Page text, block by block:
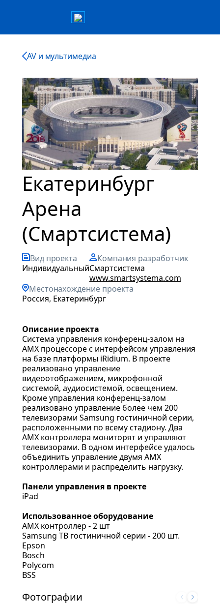
AV и мультимедиа
Фотографии
Екатеринбург
Арена
(Смартсистема)
Вид проекта
индивидуальный
Компания разработчик
Смартсистема
www.smartsystema.com
Местонахождение проекта
Россия, Екатеринбург
Описание проекта
Система управления конференц-залом на
AMX процессоре с интерфейсом управления
на базе платформы iRidium. В проекте
реализовано управление
видеоотображением, микрофонной
системой, аудиосистемой, освещением.
Кроме управления конференц-залом
реализовано управление более чем 200
телевизорами Samsung гостиничной серии,
расположенными по всему стадиону. Два
AMX контроллера мониторят и управляют
телевизорами. В одном интерфейсе удалось
объединить управление двумя AMX
контроллерами и распределить нагрузку.
Панели управления в проекте
iPad
Использованное оборудование
AMX контроллер - 2 шт
Samsung TВ гостиничной серии - 200 шт.
Epson
Bosch
Polycom
BSS